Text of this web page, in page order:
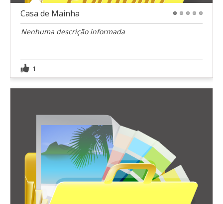
Casa de Mainha
Nenhuma descrição informada
1